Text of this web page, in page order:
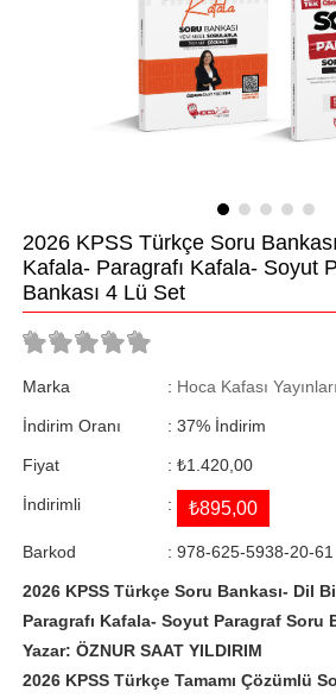
2026 KPSS Türkçe Soru
Kafala- Paragrafı Kafala- Soyut
Bankası 4 Lü Set
Marka : Hoca Kafası Yayınları
İndirim Oranı : %
37 İndirim
Fiyat : ₺1.420,00
İndirimli : ₺895,00
Barkod : 978-625-5938-20-61
2026 KPSS Türkçe Soru Bankası- Dil
Paragrafı Kafala- Soyut Paragraf Soru
Yazar: ÖZNUR SAAT YILDIRIM
2026 KPSS Türkçe Tamamı Çözümlü